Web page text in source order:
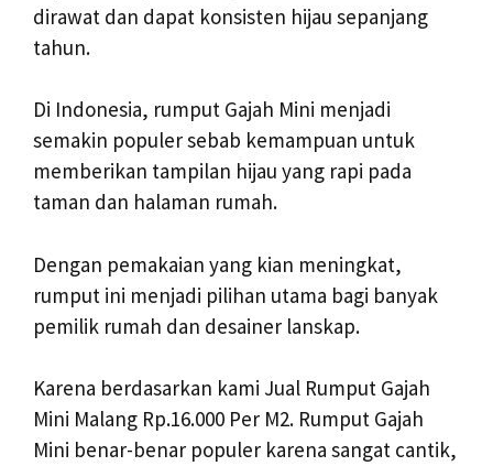
dirawat dan dapat konsisten hijau sepanjang
tahun.
Di Indonesia, rumput Gajah Mini menjadi
semakin populer sebab kemampuan untuk
memberikan tampilan hijau yang rapi pada
taman dan halaman rumah.
Dengan pemakaian yang kian meningkat,
rumput ini menjadi pilihan utama bagi banyak
pemilik rumah dan desainer lanskap.
Karena berdasarkan kami Jual Rumput Gajah
Mini Malang Rp.16.000 Per M2. Rumput Gajah
Mini benar-benar populer karena sangat cantik,